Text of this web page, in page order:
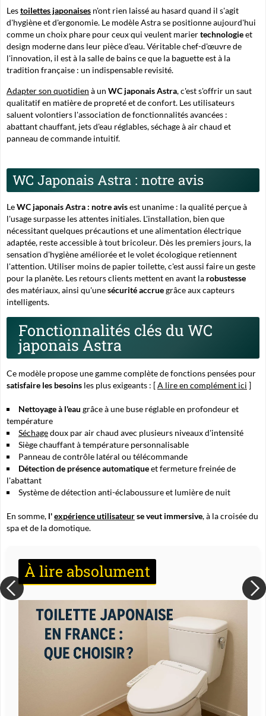
Lestoilettes japonaises n'ont rien laissé au hasard quand il s'agit
d'hygiène et d'ergonomie. Le modèle Astra se positionne aujourd'hui
comme un choix phare pour ceux qui veulent mariertechnologieet
design moderne dans leur pièce d'eau. Véritable chef-d'œuvre de
l'innovation, il est à la salle de bains ce que la baguette est à la
tradition française : un indispensable revisité.
Adapter son quotidien à un WC japonais Astra, c'est s'offrir un saut
qualitatif en matière de propreté et de confort. Les utilisateurs
saluent volontiers l'association de fonctionnalités avancées :
abattant chauffant, jets d'eau réglables, séchage à air chaud et
panneau de commande intuitif.
WC Japonais Astra : notre avis
LeWC japonais Astra : notre avisest unanime : la qualité perçue à
l'usage surpasse les attentes initiales. L'installation, bien que
nécessitant quelques précautions et une alimentation électrique
adaptée, reste accessible à tout bricoleur. Dès les premiers jours, la
sensation d'hygiène améliorée et le volet écologique retiennent
l'attention. Utiliser moins de papier toilette, c'est aussi faire un geste
pour la planète. Les retours clients mettent en avant la robustesse
des matériaux, ainsi qu'unesécurité accruegrâce aux capteurs
intelligents.
Fonctionnalités clés du WC
japonais Astra
Ce modèle propose une gamme complète de fonctions pensées pour
satisfaire les besoins les plus exigeants : [A lire en complément ici ]
Nettoyage à l'eau grâce à une buse réglable en profondeur et
température
Séchagedoux par air chaud avec plusieurs niveaux d'intensité
Siège chauffant à température personnalisable
Panneau de contrôle latéral ou télécommande
Détection de présence automatiqueet fermeture freinée de
l'abattant
Système de détection anti-éclaboussure et lumière de nuit
En somme, l'expérience utilisateurse veut immersive, à la croisée du
spa et de la domotique.
À lire absolument